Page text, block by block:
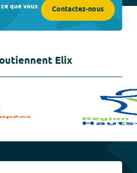
que vous Contactez-nous
Elix